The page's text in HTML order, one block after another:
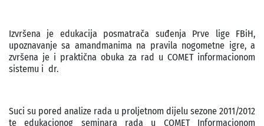
Izvršena je edukacija posmatrača suđenja Prve lige FBiH,
upoznavanje sa amandmanima na pravila nogometne igre, a
zvršena je i praktična obuka za rad u COMET informacionom
sistemu i dr.
Suci su pored analize rada u proljetnom dijelu sezone 2011/2012
te edukacionog seminara rada u COMET Informacionom